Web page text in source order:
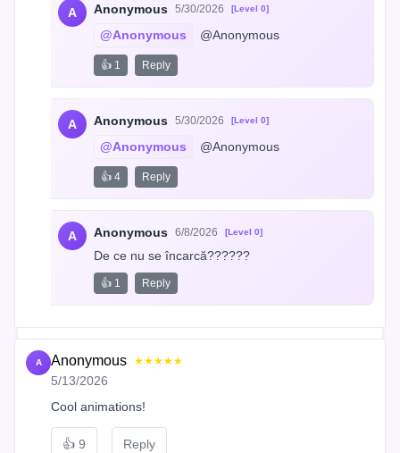
A Anonymous 5/30/2026 [Level 0]
@Anonymous @Anonymous
👍 1 Reply
A Anonymous 5/30/2026 [Level 0]
@Anonymous @Anonymous
👍 4 Reply
A Anonymous 6/8/2026 [Level 0]
De ce nu se încarcă??????
👍 1 Reply
A Anonymous ★★★★★
5/13/2026
Cool animations!
👍 9 Reply